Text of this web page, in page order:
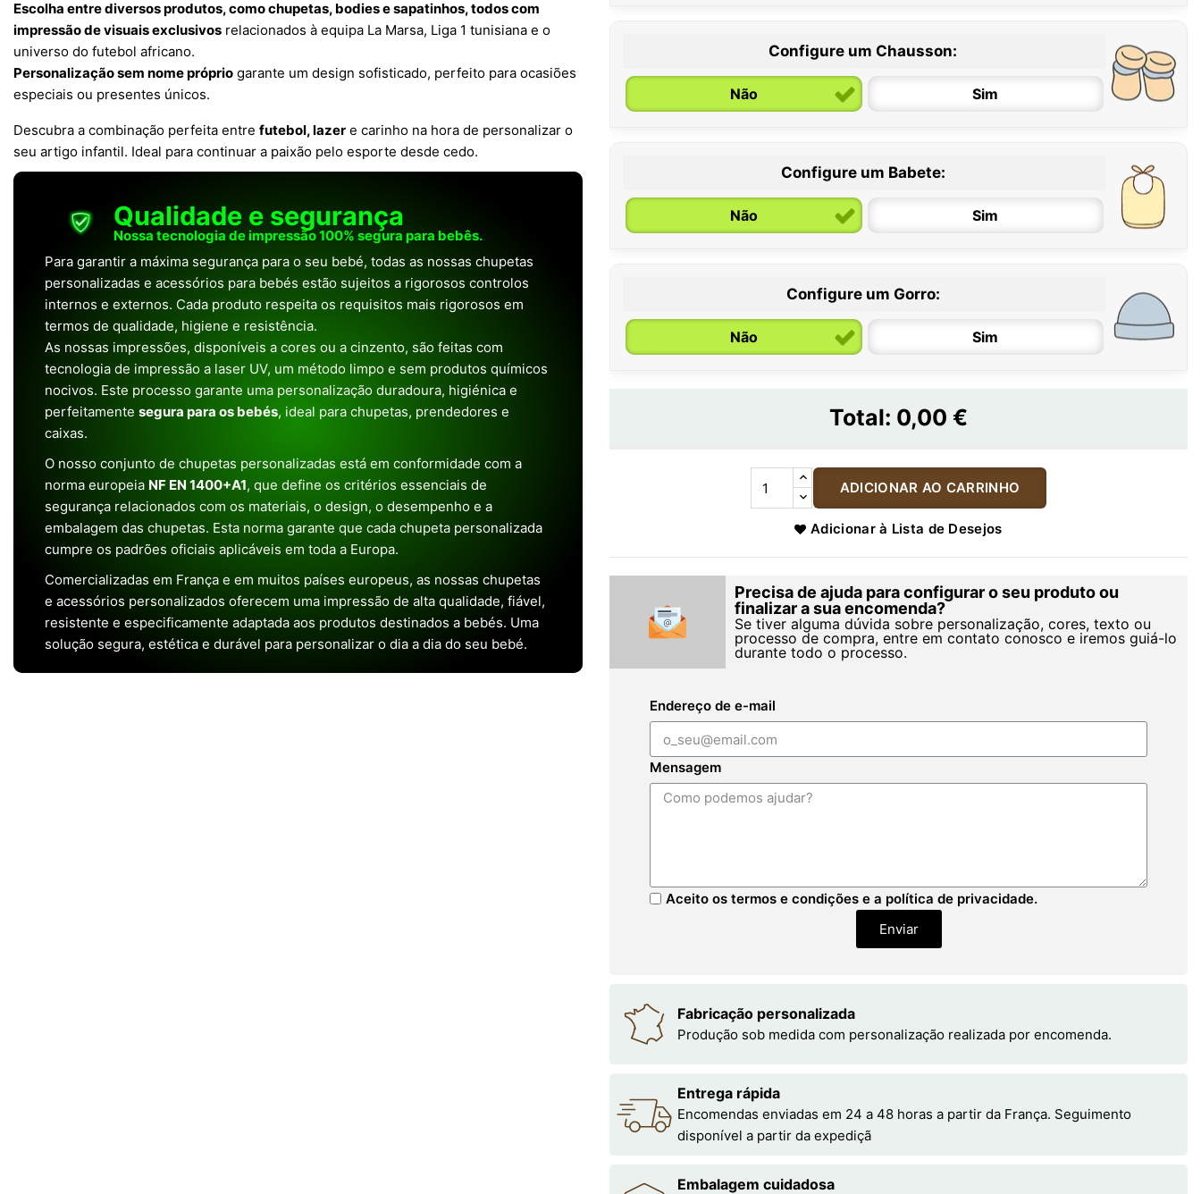
Escolha entre diversos produtos, como chupetas, bodies e sapatinhos, todos com
impressão de visuais exclusivos relacionados à equipa La Marsa, Liga 1 tunisiana e o
universo do futebol africano.
Personalização sem nome próprio garante um design sofisticado, perfeito para ocasiões
especiais ou presentes únicos.
Descubra a combinação perfeita entre futebol, lazer e carinho na hora de personalizar o
seu artigo infantil. Ideal para continuar a paixão pelo esporte desde cedo.
Qualidade e segurança
Nossa tecnologia de impressão 100% segura para bebês.
Para garantir a máxima segurança para o seu bebé, todas as nossas chupetas
personalizadas e acessórios para bebés estão sujeitos a rigorosos controlos
internos e externos. Cada produto respeita os requisitos mais rigorosos em
termos de qualidade, higiene e resistência.
As nossas impressões, disponíveis a cores ou a cinzento, são feitas com
tecnologia de impressão a laser UV, um método limpo e sem produtos químicos
nocivos. Este processo garante uma personalização duradoura, higiénica e
perfeitamente segura para os bebés, ideal para chupetas, prendedores e
caixas.
O nosso conjunto de chupetas personalizadas está em conformidade com a
norma europeia NF EN 1400+A1, que define os critérios essenciais de
segurança relacionados com os materiais, o design, o desempenho e a
embalagem das chupetas. Esta norma garante que cada chupeta personalizada
cumpre os padrões oficiais aplicáveis em toda a Europa.
Comercializadas em França e em muitos países europeus, as nossas chupetas
e acessórios personalizados oferecem uma impressão de alta qualidade, fiável,
resistente e especificamente adaptada aos produtos destinados a bebés. Uma
solução segura, estética e durável para personalizar o dia a dia do seu bebé.
6 / 12 meses 12 / 18 meses
Configure um Chausson:
Não Sim
Configure um Babete:
Não Sim
Configure um Gorro:
Não Sim
Total: 0,00 €
ADICIONAR AO CARRINHO
Adicionar à Lista de Desejos
Precisa de ajuda para configurar o seu produto ou
finalizar a sua encomenda?
Se tiver alguma dúvida sobre personalização, cores, texto ou
processo de compra, entre em contato conosco e iremos guiá-lo
durante todo o processo.
Endereço de e-mail
Mensagem
Aceito os termos e condições e a política de privacidade.
Enviar
Fabricação personalizada
Produção sob medida com personalização realizada por encomenda.
Entrega rápida
Encomendas enviadas em 24 a 48 horas a partir da França. Seguimento
disponível a partir da expediçã
Embalagem cuidadosa